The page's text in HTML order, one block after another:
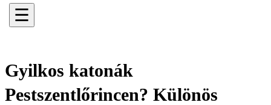
☰
Gyilkos katonák
Pestszentlőrincen? Különös